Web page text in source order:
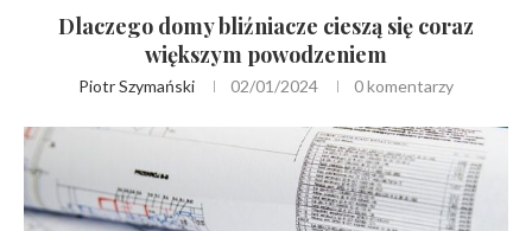
Dlaczego domy bliźniacze cieszą się coraz
większym powodzeniem
Piotr Szymański 02/01/2024 0 komentarzy